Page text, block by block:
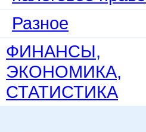
Разное
ФИНАНСЫ,
ЭКОНОМИКА,
СТАТИСТИКА